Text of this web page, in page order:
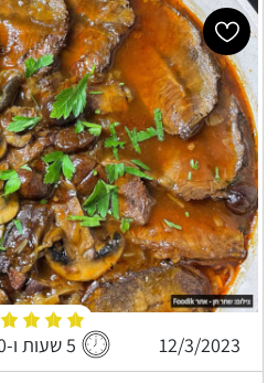
12/3/2023 5 שעות ו-20 דקות